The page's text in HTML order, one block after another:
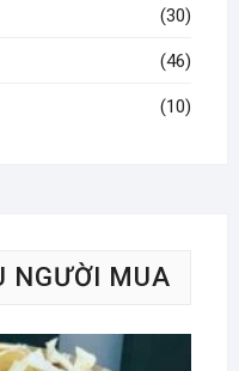
(30)
(46)
(10)
NGƯỜI MUA